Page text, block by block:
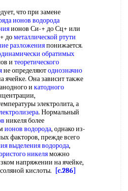
что при замене
ионов водорода
ионов Си-+ до Сц+ или
дометаллической ртути
разложенияпонижается.
обратимых
и теоретического
не определяютоднозначно
ячейке. Она зависит также
и катодного
электролита, а
. Нормальный
никеля более
ионов водорода, однако из-
факторов, прежде всего
выделения водорода,
никеляможно
напряжении на ячейке,
кислоты.
[c.286]